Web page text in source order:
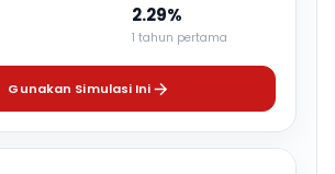
2.29%
1 tahun pertama
Gunakan Simulasi Ini